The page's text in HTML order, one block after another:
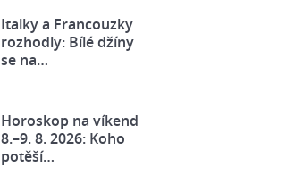
Italky a Francouzky
rozhodly: Bílé džíny
se na…
Horoskop na víkend
8.–9. 8. 2026: Koho
potěší…